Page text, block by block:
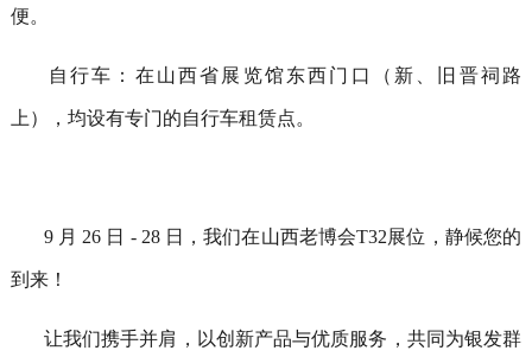
便。
自行车：在山西省展览馆东西门口（新、旧晋祠路
上），均设有专门的自行车租赁点。
9 月26 日 - 28 日，我们在山西老博会T32展位，静候您的
到来！
让我们携手并肩，以创新产品与优质服务，共同为银发群